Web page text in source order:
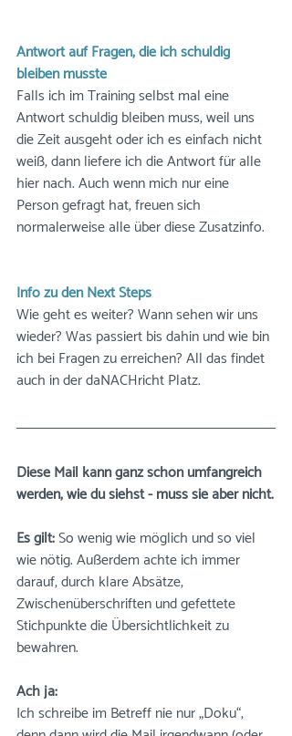
Antwort auf Fragen, die ich schuldig
bleiben musste
Falls ich im Training selbst mal eine
Antwort schuldig bleiben muss, weil uns
die Zeit ausgeht oder ich es einfach nicht
weiß, dann liefere ich die Antwort für alle
hier nach. Auch wenn mich nur eine
Person gefragt hat, freuen sich
normalerweise alle über diese Zusatzinfo.
Info zu den Next Steps
Wie geht es weiter? Wann sehen wir uns
wieder? Was passiert bis dahin und wie bin
ich bei Fragen zu erreichen? All das findet
auch in der daNACHricht Platz.
Diese Mail kann ganz schön umfangreich
werden, wie du siehst - muss sie aber nicht.
Es gilt: So wenig wie möglich und so viel
wie nötig. Außerdem achte ich immer
darauf, durch klare Absätze,
Zwischenüberschriften und gefettete
Stichpunkte die Übersichtlichkeit zu
bewahren.
Ach ja:
Ich schreibe im Betreff nie nur „Doku“,